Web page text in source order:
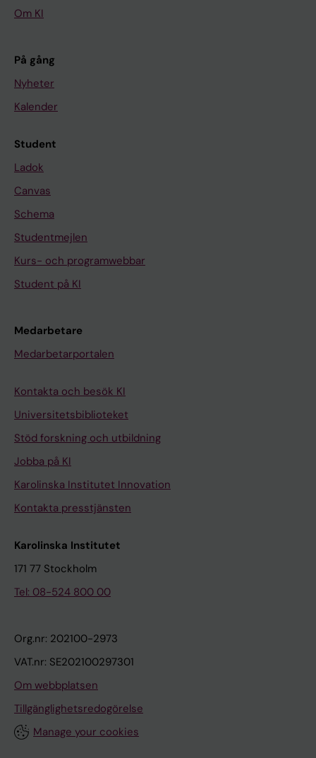
Om KI
På gång
Nyheter
Kalender
Student
Ladok
Canvas
Schema
Studentmejlen
Kurs- och programwebbar
Student på KI
Medarbetare
Medarbetarportalen
Kontakta och besök KI
Universitetsbiblioteket
Stöd forskning och utbildning
Jobba på KI
Karolinska Institutet Innovation
Kontakta presstjänsten
Karolinska Institutet
171 77 Stockholm
Tel: 08-524 800 00
Org.nr: 202100-2973
VAT.nr: SE202100297301
Om webbplatsen
Tillgänglighetsredogörelse
Manage your cookies